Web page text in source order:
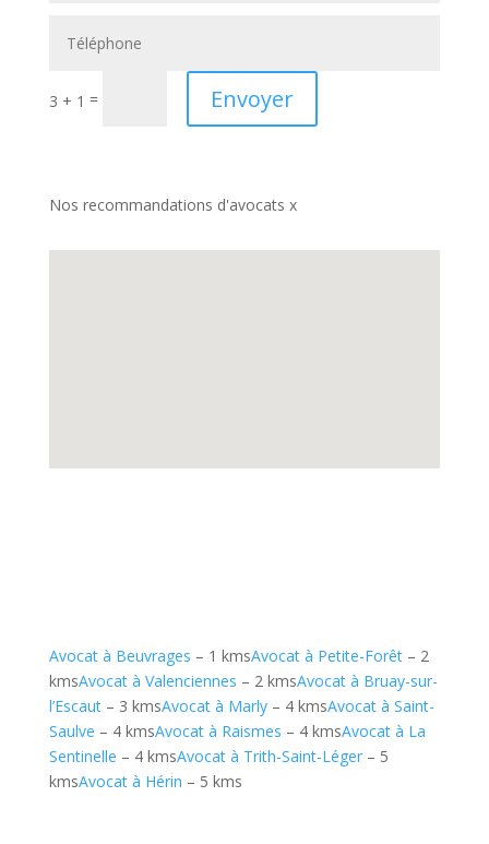
3 + 1 = Envoyer
Nos recommandations d'avocats x
Avocat à Beuvrages – 1 kmsAvocat à Petite-Forêt– 2
kmsAvocat à Valenciennes – 2 kmsAvocat à Bruay-sur-
l’Escaut– 3 kmsAvocat à Marly– 4 kmsAvocat à Saint-
Saulve – 4 kmsAvocat à Raismes – 4 kmsAvocat à La
Sentinelle – 4 kmsAvocat à Trith-Saint-Léger– 5
kmsAvocat à Hérin – 5 kms